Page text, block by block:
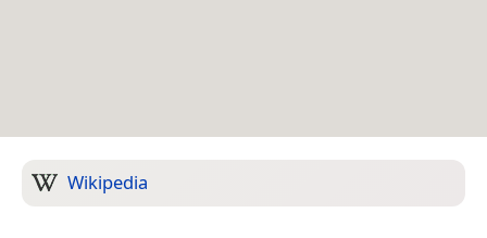
Wikipedia